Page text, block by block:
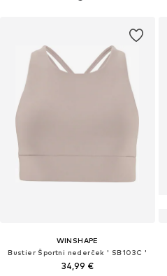
WINSHAPE
Bustier Športni nederček ' SB103C '
34,99 €